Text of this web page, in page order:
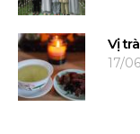
Vị
17/